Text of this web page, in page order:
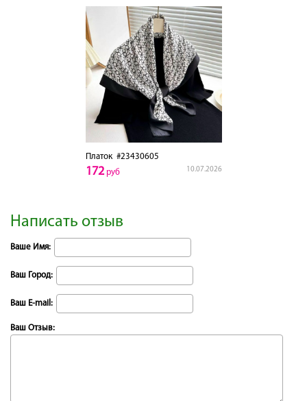
Платок#23430605
10.07.2026
172руб
Написать отзыв
Ваше Имя:
Ваш Город:
Ваш E-mail:
Ваш Отзыв: